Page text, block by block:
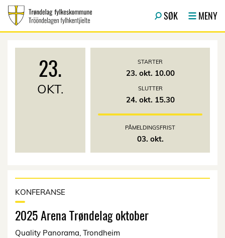
SØK MENY
23.
OKT.
STARTER
23. okt. 10.00
SLUTTER
24. okt. 15.30
PÅMELDINGSFRIST
03. okt.
KONFERANSE
2025 Arena Trøndelag oktober
Quality Panorama, Trondheim